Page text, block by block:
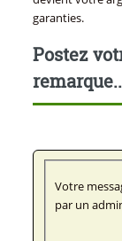
garanties.
Postez
Votre
par un